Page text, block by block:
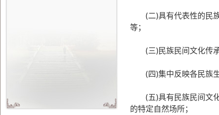
(二)具有代表性的民族
等；
(三)民族民间文化传承
(四)集中反映各民族生
(五)具有民族民间文化
的特定自然场所；